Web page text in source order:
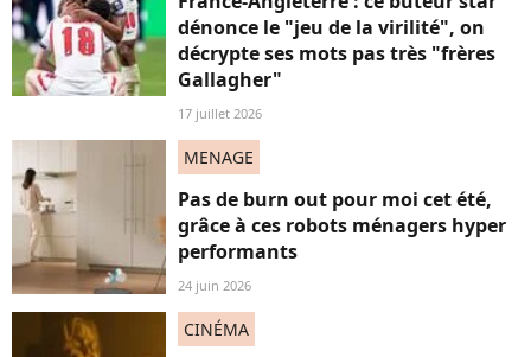
dénonce le "jeu de la virilité", on
décrypte ses mots pas très "frères
Gallagher"
17 juillet 2026
MENAGE
Pas de burn out pour moi cet été,
grâce à ces robots ménagers hyper
performants
24 juin 2026
CINÉMA